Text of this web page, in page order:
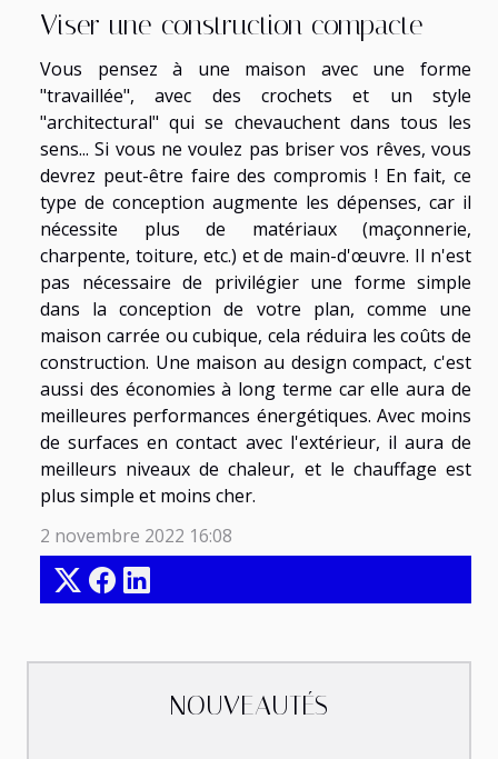
NOUVEAUTÉS
Viser une construction compacte
Vous pensez à une maison avec une forme
"travaillée", avec des crochets et un style
"architectural" qui se chevauchent dans tous les
sens... Si vous ne voulez pas briser vos rêves, vous
devrez peut-être faire des compromis ! En fait, ce
type de conception augmente les dépenses, car il
nécessite plus de matériaux (maçonnerie,
charpente, toiture, etc.) et de main-d'œuvre. Il n'est
pas nécessaire de privilégier une forme simple
dans la conception de votre plan, comme une
maison carrée ou cubique, cela réduira les coûts de
construction. Une maison au design compact, c'est
aussi des économies à long terme car elle aura de
meilleures performances énergétiques. Avec moins
de surfaces en contact avec l'extérieur, il aura de
meilleurs niveaux de chaleur, et le chauffage est
plus simple et moins cher.
2 novembre 2022 16:08